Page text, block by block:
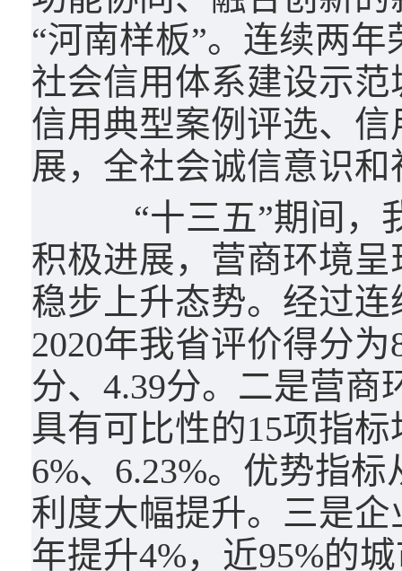
“河南样板”。连续两
社会信用体系建设示
信用典型案例评选、
展，全社会诚信意识
“十三五”期间，我
积极进展，营商环境
稳步上升态势。经过
2020年我省评价得分为
分、4.39分。二是营商
具有可比性的15项指
6%、6.23%。优势指
利度大幅提升。三是
年提升4%，近95%的